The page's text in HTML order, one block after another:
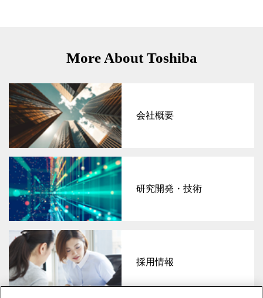
More About Toshiba
会社概要
研究開発・技術
採用情報